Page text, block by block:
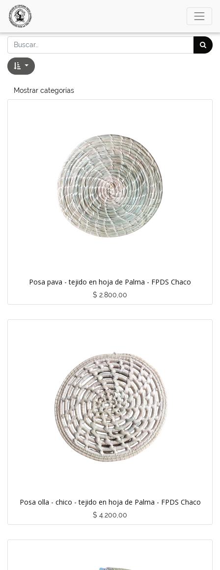
Mostrar categorías
Posa pava - tejido en hoja de Palma - FPDS Chaco
$ 2.800,00
Posa olla - chico - tejido en hoja de Palma - FPDS Chaco
$ 4.200,00